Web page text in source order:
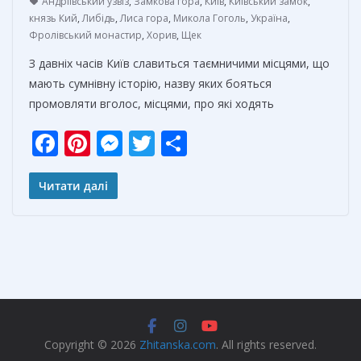
князь Кий,Либідь,Лиса гора, Микола Гоголь, Україна,
Фролівський монастир, Хорив, Щек
З давніх часів Київ славиться таємничими місцями, що
мають сумнівну історію, назву яких бояться
промовляти вголос, місцями, про які ходять
F
ac
e
k
Pi
nt
er
M
er
T
и
ь
Читати далі
Copyright © 2026 Zhitanska.com. All rights reserved.